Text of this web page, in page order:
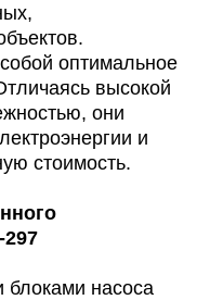
оптимальное
высокой
они
и
стоимость.
блоками насоса